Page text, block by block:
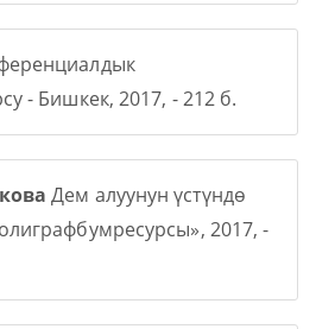
- Бишкек, 2017, - 212 б.
Дем алуунун үстүндө
2017, -